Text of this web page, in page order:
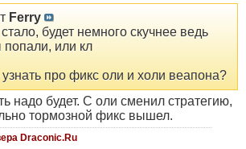
Ferry
будет немного скучнее ведь
или кл
про фикс оли и холи веапона?
надо будет. С оли сменил стратегию,
тормозной фикс вышел.
Draconic.Ru